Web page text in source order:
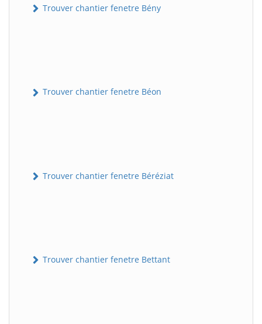
Trouver chantier fenetre Bény
Trouver chantier fenetre Béon
Trouver chantier fenetre Béréziat
Trouver chantier fenetre Bettant